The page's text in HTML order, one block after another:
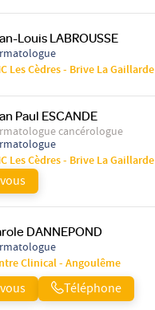
Louis LABROUSSE
Les Cèdres - Brive La Gaillarde
Paul ESCANDE
cancérologue
Les Cèdres - Brive La Gaillarde
DANNEPOND
Clinical - Angoulême
Téléphone